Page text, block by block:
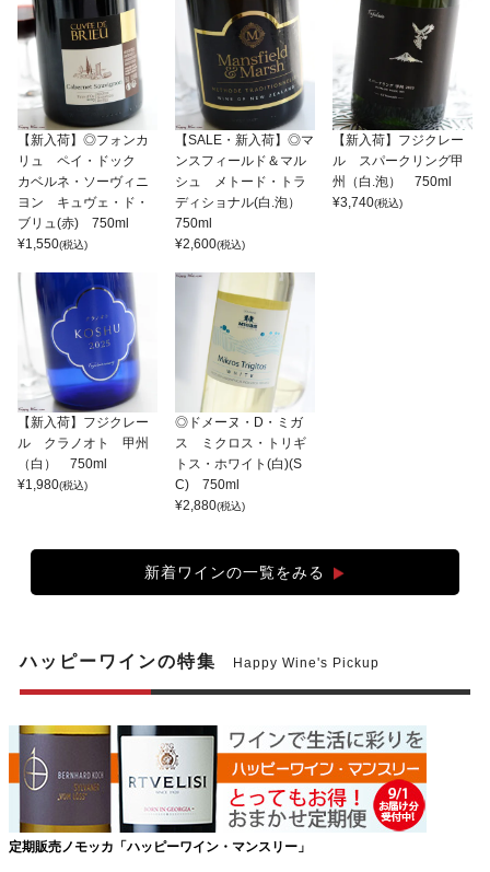
【新入荷】◎フォンカ
リュ ペイ・ドック
カベルネ・ソーヴィニ
ヨン キュヴェ・ド・
ブリュ(赤) 750ml
¥1,550(税込)
【SALE・新入荷】◎マ
ンスフィールド＆マル
シュ メトード・トラ
ディショナル(白.泡）
750ml
¥2,600(税込)
【新入荷】フジクレー
ル スパークリング甲
州（白.泡） 750ml
¥3,740(税込)
【新入荷】フジクレー
ル クラノオト 甲州
（白） 750ml
¥1,980(税込)
◎ドメーヌ・D・ミガ
ス ミクロス・トリギ
トス・ホワイト(白)(S
C) 750ml
¥2,880(税込)
新着ワインの一覧をみる
ハッピーワインの特集 Happy Wine's Pickup
定期販売ノモッカ「ハッピーワイン・マンスリー」